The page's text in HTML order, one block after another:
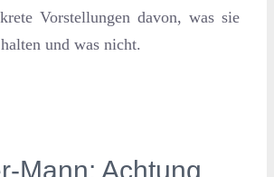
Vorstellungen davon, was sie
und was nicht.
Mann: Achtung